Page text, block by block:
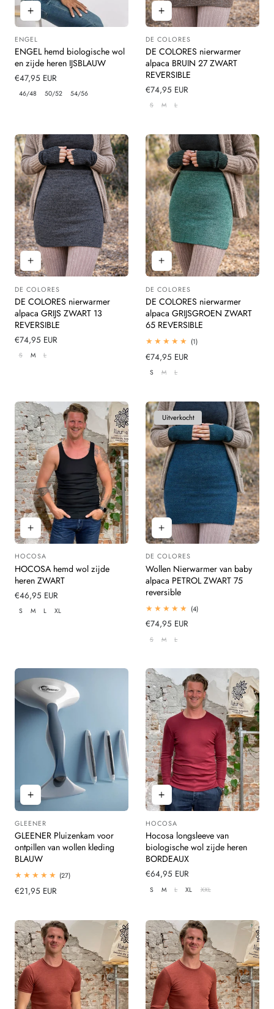
Leverancier:
ENGEL
ENGEL hemd biologische wol
en zijde heren IJSBLAUW
Normale
prijs
€47,95 EUR
46/48 50/52 54/56
Leverancier:
DE COLORES
DE COLORES nierwarmer
alpaca BRUIN 27 ZWART
REVERSIBLE
Normale
prijs
€74,95 EUR
S M L
Leverancier:
DE COLORES
DE COLORES nierwarmer
alpaca GRIJS ZWART 13
REVERSIBLE
Normale
prijs
€74,95 EUR
S M L
Leverancier:
DE COLORES
DE COLORES nierwarmer
alpaca GRIJSGROEN ZWART
65 REVERSIBLE
(1)1
Normale
prijs
€74,95 EUR
S M L
Leverancier:
HOCOSA
HOCOSA hemd wol zijde
heren ZWART
Normale
prijs
€46,95 EUR
S M L XL
Uitverkocht
Leverancier:
DE COLORES
Wollen Nierwarmer van baby
alpaca PETROL ZWART 75
reversible
(4)4
Normale
prijs
€74,95 EUR
S M L
Leverancier:
GLEENER
GLEENER Pluizenkam voor
ontpillen van wollen kleding
BLAUW
(27)27
Normale
€21,95 EUR
Leverancier:
HOCOSA
Hocosa longsleeve van
biologische wol zijde heren
BORDEAUX
Normale
prijs
€64,95 EUR
S M L XL XXL